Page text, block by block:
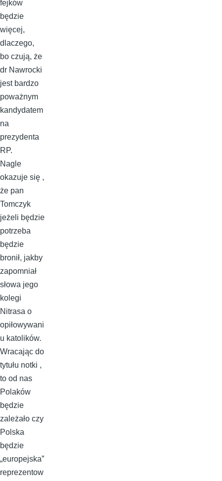
fejków
będzie
więcej,
dlaczego,
bo czują, że
dr Nawrocki
jest bardzo
poważnym
kandydatem
na
prezydenta
RP.
Nagle
okazuje się ,
że pan
Tomczyk
jeżeli będzie
potrzeba
będzie
bronił, jakby
zapomniał
słowa jego
kolegi
Nitrasa o
opiłowywani
u katolików.
Wracając do
tytułu notki ,
to od nas
Polaków
będzie
zależało czy
Polska
będzie
„europejska”
reprezentow